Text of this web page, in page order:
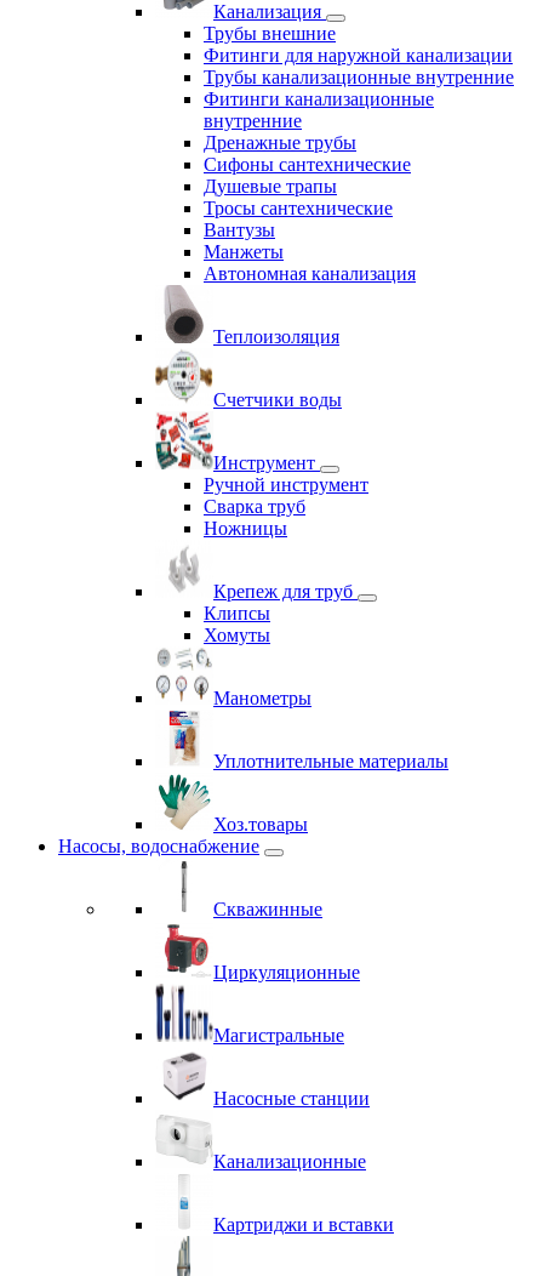
Канализация
Трубы внешние
Фитинги для наружной канализации
Трубы канализационные внутренние
Фитинги канализационные
внутренние
Дренажные трубы
Сифоны сантехнические
Душевые трапы
Тросы сантехнические
Вантузы
Манжеты
Автономная канализация
Теплоизоляция
Счетчики воды
Инструмент
Ручной инструмент
Сварка труб
Ножницы
Крепеж для труб
Клипсы
Хомуты
Манометры
Уплотнительные материалы
Хоз.товары
Насосы, водоснабжение
Скважинные
Циркуляционные
Магистральные
Насосные станции
Канализационные
Картриджи и вставки